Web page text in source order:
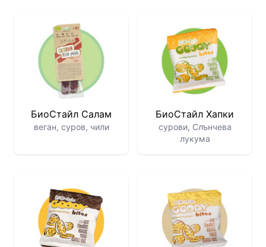
БиоСтайл Салам
веган, суров, чили
БиоСтайл Хапки
сурови, Слънчева
лукума